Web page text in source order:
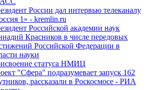
России дал интервью телеканалу
1» - kremlin.ru
Российской академии наук
Красников в числе передовых
Российской Федерации в
науки
статуса НМИЦ
"Сфера" подразумевает запуск 162
рассказали в Роскосмосе - РИА